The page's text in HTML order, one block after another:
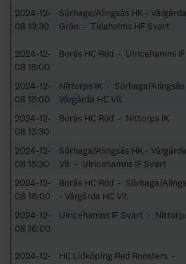
2024-12-
08 13:30
Sörhaga/Alingsås HK -
Grön - Tidaholms HF Svart
2024-12-
08 15:00
Borås HC Röd - Ulricehamns
2024-12-
08 15:00
Nittorps IK - Sörhaga/Alingsås
Vårgårda HC Vit
2024-12-
08 15:30
Borås HC Röd - Nittorps IK
2024-12-
08 15:30
Sörhaga/Alingsås HK -
Vit - Ulricehamns IF Svart
2024-12-
08 16:00
Borås HC Röd - Sörhaga/
- Vårgårda HC Vit
2024-12-
08 16:00
Ulricehamns IF Svart -
2024-12-
HC Lidköping Red Roosters -